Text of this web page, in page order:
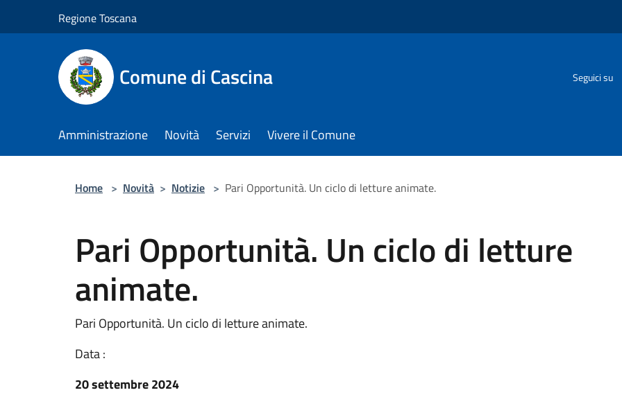
Regione Toscana
Comune di Cascina Seguici su
Amministrazione Novità Servizi Vivere il Comune
Home > Novità > Notizie > Pari Opportunità. Un ciclo di letture animate.
Pari Opportunità. Un ciclo di letture
animate.
Pari Opportunità. Un ciclo di letture animate.
Data :
20 settembre 2024